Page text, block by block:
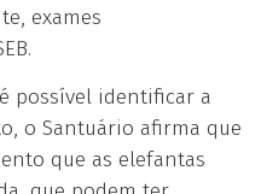
exames
possível identificar a
o Santuário afirma que
que as elefantas